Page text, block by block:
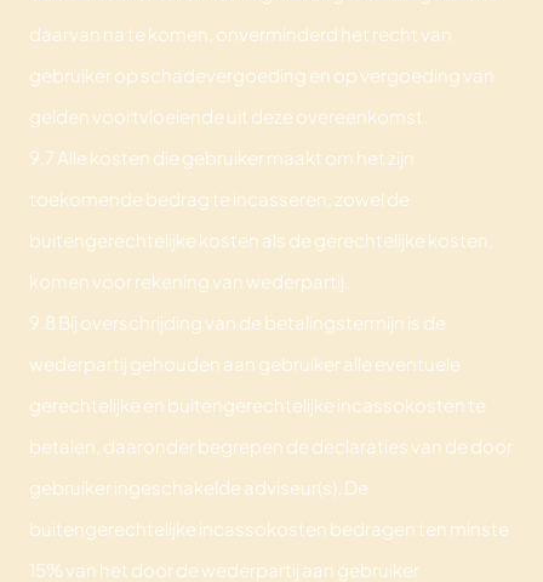
daarvan na te komen, onverminderd het recht van
gebruiker op schadevergoeding en op vergoeding van
gelden voortvloeiende uit deze overeenkomst.
9.7 Alle kosten die gebruiker maakt om het zijn
toekomende bedrag te incasseren, zowel de
buitengerechtelijke kosten als de gerechtelijke kosten,
komen voor rekening van wederpartij.
9.8 Bij overschrijding van de betalingstermijn is de
wederpartij gehouden aan gebruiker alle eventuele
gerechtelijke en buitengerechtelijke incassokosten te
betalen, daaronder begrepen de declaraties van de door
gebruiker ingeschakelde adviseur(s). De
buitengerechtelijke incassokosten bedragen ten minste
15% van het door de wederpartij aan gebruiker